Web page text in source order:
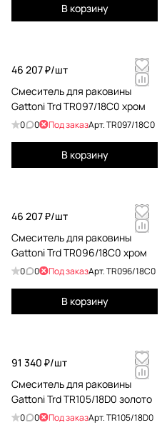
В корзину
46 207 ₽/шт
Смеситель для раковины
Gattoni Trd TR097/18C0 хром
0 0 Под заказАрт.TR097/18C0
В корзину
46 207 ₽/шт
Смеситель для раковины
Gattoni Trd TR096/18C0 хром
0 0 Под заказАрт.TR096/18C0
В корзину
91 340 ₽/шт
Смеситель для раковины
Gattoni Trd TR105/18D0 золото
0 0 Под заказАрт.TR105/18D0